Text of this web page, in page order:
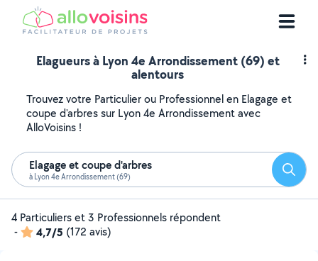
Elagueurs à Lyon 4e Arrondissement (69) et
alentours
Trouvez votre Particulier ou Professionnel en Elagage et
coupe d'arbres sur Lyon 4e Arrondissement avec
AlloVoisins !
Elagage et coupe d'arbres
à Lyon 4e Arrondissement (69)
4 Particuliers et 3 Professionnels répondent
-
4,7/5 (172 avis)